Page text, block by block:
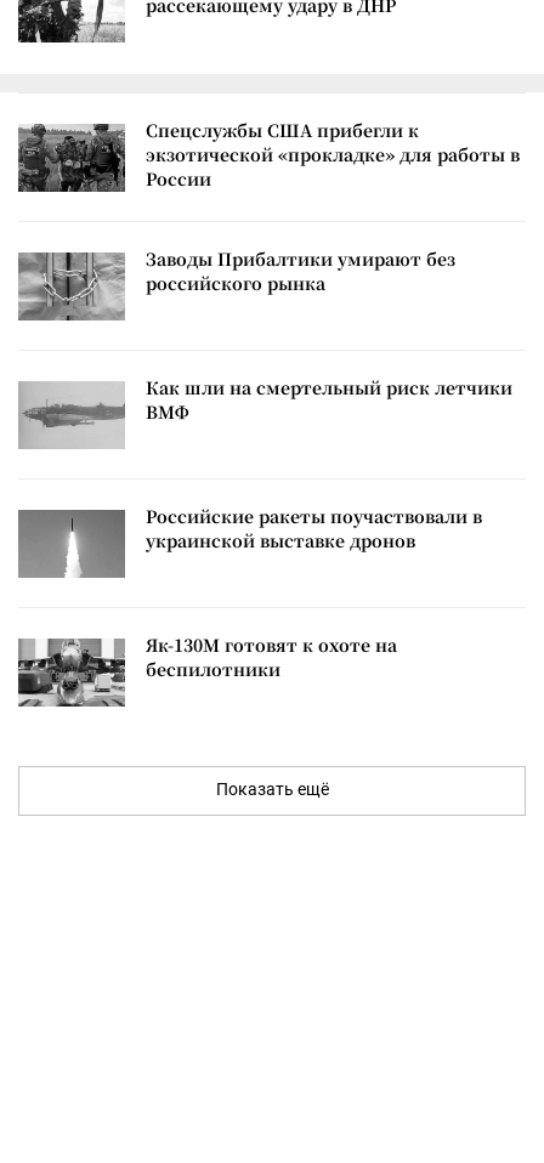
рассекающему удару в ДНР
Спецслужбы США прибегли к
экзотической «прокладке» для работы в
России
Заводы Прибалтики умирают без
российского рынка
Как шли на смертельный риск летчики
ВМФ
Российские ракеты поучаствовали в
украинской выставке дронов
Як-130М готовят к охоте на
беспилотники
Показать ещё